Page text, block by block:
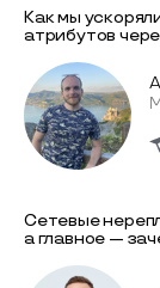
Как мы
атрибутов
Сетевые
а главное —